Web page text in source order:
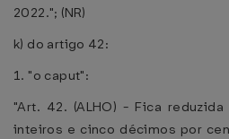
2022."; (NR)
k) do artigo 42:
1. "o caput":
"Art. 42. (ALHO) - Fica
inteiros e cinco décimos por